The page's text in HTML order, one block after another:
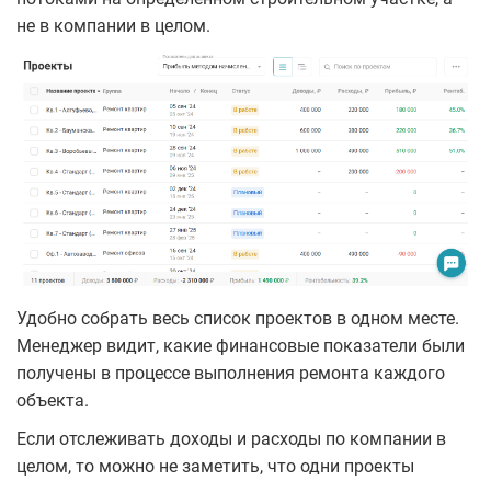
не в компании в целом.
Удобно собрать весь список проектов в одном месте.
Менеджер видит, какие финансовые показатели были
получены в процессе выполнения ремонта каждого
объекта.
Если отслеживать доходы и расходы по компании в
целом, то можно не заметить, что одни проекты